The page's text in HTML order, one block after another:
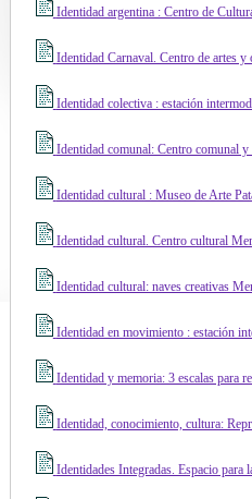
Identidad argentina : Centro de
Identidad Carnaval. Centro de artes
Identidad colectiva : estación
Identidad comunal: Centro comunal
Identidad cultural : Museo de Arte
Identidad cultural. Centro cultural
Identidad cultural: naves creativas
Identidad en movimiento : estación
Identidad y memoria: 3 escalas para
Identidad, conocimiento, cultura:
Identidades Integradas. Espacio para